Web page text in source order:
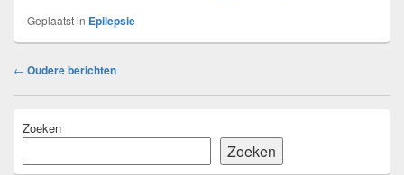
Geplaatst in Epilepsie
Bericht
← Oudere berichten
zijbalk
gebied
Zoeken
Zoeken